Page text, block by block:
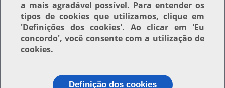
a mais agradável possível. Para entender os
tipos de cookies que utilizamos, clique em
'Definições dos cookies'. Ao clicar em 'Eu
concordo', você consente com a utilização de
cookies.